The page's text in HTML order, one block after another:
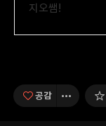
지오쌤!
공감